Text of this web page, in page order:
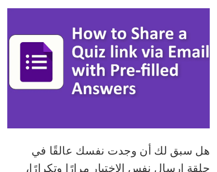
سبق لك أن وجدت نفسك عالقًا في
إرسال نفس الاختبار مرارًا وتكرارًا،